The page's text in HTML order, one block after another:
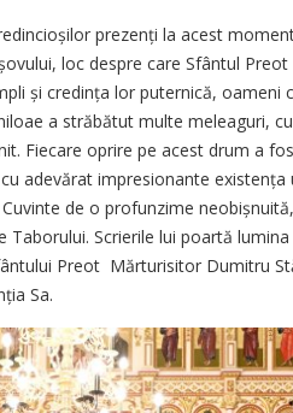
prezenți la acest
loc despre care Sfântul
și credința lor puternică, oameni
a străbătut multe meleaguri,
Fiecare oprire pe acest drum a
adevărat impresionante
de o profunzime
Scrierile lui poartă
Preot Mărturi­sitor Dumitru
Sa.